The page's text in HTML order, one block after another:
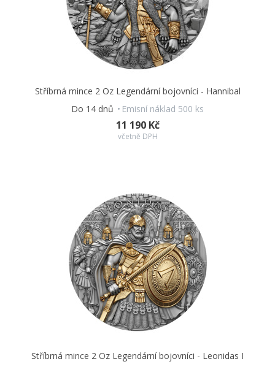
Stříbrná mince 2 Oz Legendární bojovníci - Hannibal
Do 14 dnů
Emisní náklad 500 ks
11 190 Kč
včetně DPH
Stříbrná mince 2 Oz Legendární bojovníci - Leonidas I